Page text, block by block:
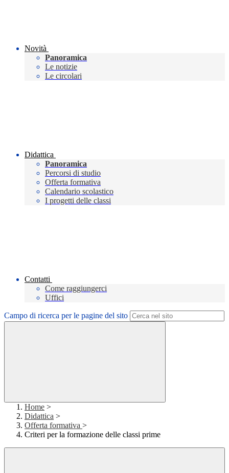
Novità
Panoramica
Le notizie
Le circolari
Didattica
Panoramica
Percorsi di studio
Offerta formativa
Calendario scolastico
I progetti delle classi
Contatti
Come raggiungerci
Uffici
Campo di ricerca per le pagine del sito
Home >
Didattica >
Offerta formativa >
Criteri per la formazione delle classi prime